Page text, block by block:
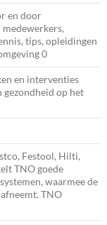
en door
tips, opleidingen
0
en interventies
gezondheid op het
Festool, Hilti,
TNO goede
waarmee de
TNO